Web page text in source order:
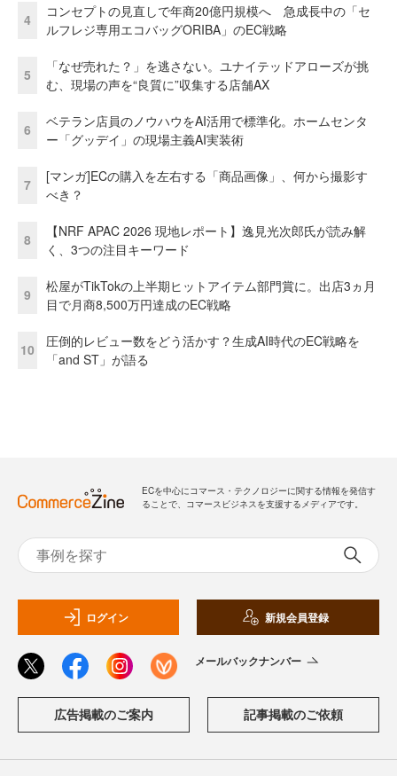
4
コンセプトの見直しで年商20億円規模へ 急成長中の「セ
ルフレジ専用エコバッグORIBA」のEC戦略
5
「なぜ売れた？」を逃さない。ユナイテッドアローズが挑
む、現場の声を“良質に”収集する店舗AX
6
ベテラン店員のノウハウをAI活用で標準化。ホームセンタ
ー「グッデイ」の現場主義AI実装術
7
[マンガ]ECの購入を左右する「商品画像」、何から撮影す
べき？
8
【NRF APAC 2026 現地レポート】逸見光次郎氏が読み解
く、3つの注目キーワード
9
松屋がTikTokの上半期ヒットアイテム部門賞に。出店3ヵ月
目で月商8,500万円達成のEC戦略
10
圧倒的レビュー数をどう活かす？生成AI時代のEC戦略を
「and ST」が語る
ECを中心にコマース・テクノロジーに関する情報を発信す
ることで、コマースビジネスを支援するメディアです。
ログイン 新規会員登録
メールバックナンバー
広告掲載のご案内 記事掲載のご依頼